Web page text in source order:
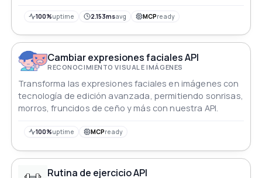
la eficiencia del entrenamiento. Perfecto para
integran soluciones de entrenamiento personalizadas
en plataformas existentes.
100%uptime 2.153msavg MCPready
Cambiar expresiones faciales API
RECONOCIMIENTO VISUAL E IMÁGENES
Transforma las expresiones faciales en imágenes con
tecnología de edición avanzada, permitiendo sonrisas,
morros, fruncidos de ceño y más con nuestra API.
100%uptime MCPready
Rutina de ejercicio API